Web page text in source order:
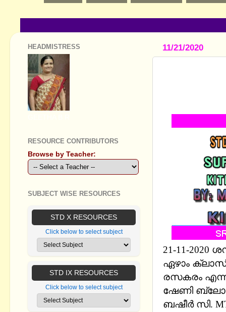
11/21/2020
21-11-
ഏഴാം
രസകരം
ഷേണി
ബഷീര്‍ സി.
HEADMISTRESS
RESOURCE CONTRIBUTORS
Browse by Teacher:
SUBJECT WISE RESOURCES
STD X RESOURCES
Click below to select subject
STD IX RESOURCES
Click below to select subject